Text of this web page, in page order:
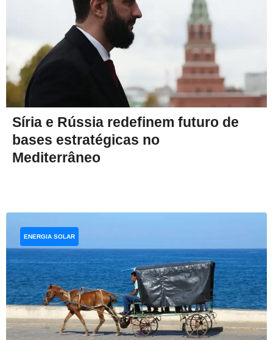
Síria e Rússia redefinem futuro de
bases estratégicas no
Mediterrâneo
ENERGIA SOLAR